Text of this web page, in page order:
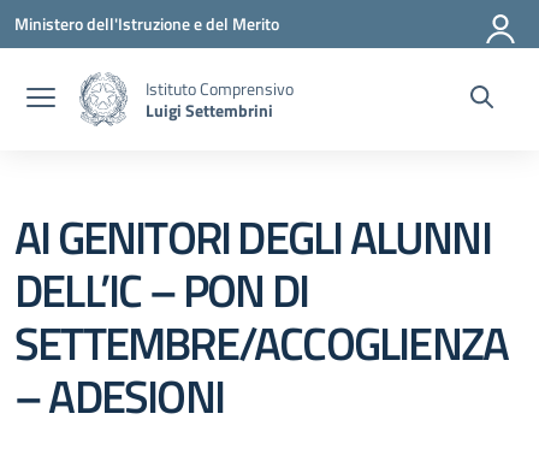
Vai ai contenuti
Vai al menu di navigazione
Vai al footer
Ministero dell'Istruzione e del Merito
Istituto Comprensivo
Luigi Settembrini
AI GENITORI DEGLI ALUNNI
DELL’IC – PON DI
SETTEMBRE/ACCOGLIENZA
– ADESIONI